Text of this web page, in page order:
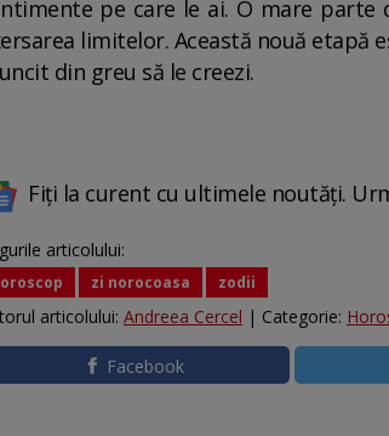
pe care le ai. O mare
limitelor. Această nouă etapă
din greu să le creezi.
Fiți la curent cu ultimele noutăți.
articolului:
zi norocoasa zodii
articolului: Andreea Cercel | Categorie:
Facebook